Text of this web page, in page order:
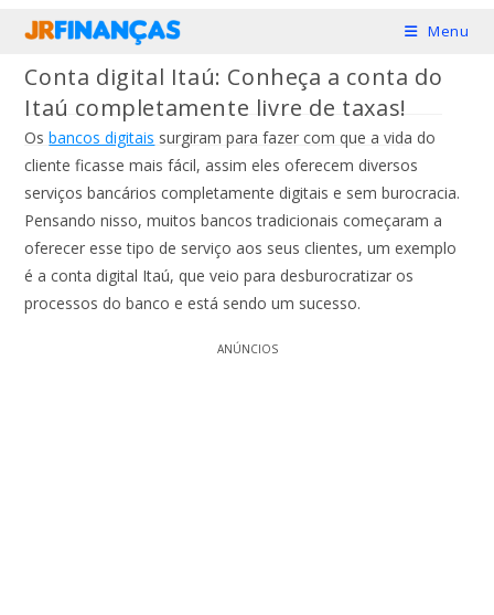
conteúdo
Menu
Conta digital Itaú: Conheça a conta do
Itaú completamente livre de taxas!
Osbancos digitais surgiram para fazer com que a vida do
cliente ficasse mais fácil, assim eles oferecem diversos
serviços bancários completamente digitais e sem burocracia.
Pensando nisso, muitos bancos tradicionais começaram a
oferecer esse tipo de serviço aos seus clientes, um exemplo
é a conta digital Itaú, que veio para desburocratizar os
processos do banco e está sendo um sucesso.
ANÚNCIOS